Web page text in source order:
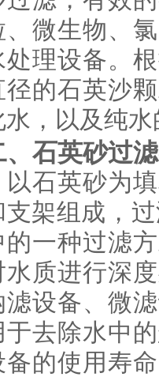
、微生物、
处理设备。
径的石英沙
水，以及纯
、石英砂过
以石英砂为
支架组成，
的一种过滤
水质进行深
滤设备、微
于去除水中
备的使用寿